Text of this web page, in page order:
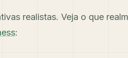
realistas. Veja o que
: